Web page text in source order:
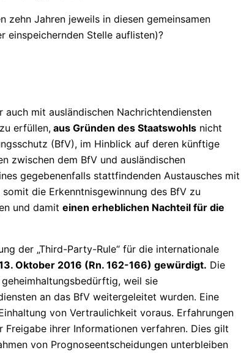
zehn Jahren jeweils in diesen gemeinsamen
einspeichernden Stelle auflisten)?
mit ausländischen Nachrichtendiensten
erfüllen, aus Gründen des Staatswohls nicht
(BfV), im Hinblick auf deren künftige
zwischen dem BfV und ausländischen
gegebenenfalls stattfindenden Austausches mit
somit die Erkenntnisgewinnung des BfV zu
und damit einen erheblichen Nachteil für die
der „Third-Party-Rule“ für die internationale
Oktober 2016 (Rn. 162-166) gewürdigt. Die
weil sie
an das BfV weitergeleitet wurden. Eine
von Vertraulichkeit voraus. Erfahrungen
ihrer Informationen verfahren. Dies gilt
von Prognoseentscheidungen unterbleiben